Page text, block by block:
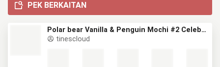
PEK BERKAITAN
Polar bear Vanilla & Penguin Mochi #2 Celebrations
tinescloud